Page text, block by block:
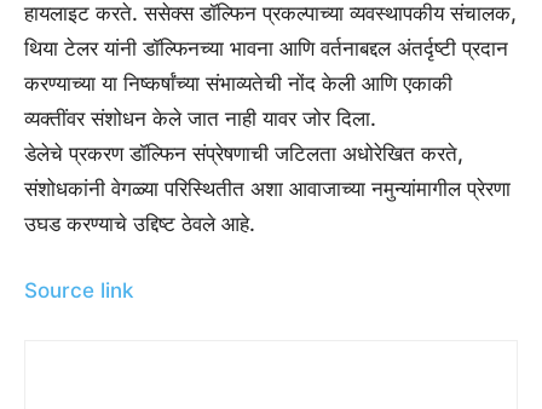
हायलाइट करते. ससेक्स डॉल्फिन प्रकल्पाच्या व्यवस्थापकीय संचालक,
थिया टेलर यांनी डॉल्फिनच्या भावना आणि वर्तनाबद्दल अंतर्दृष्टी प्रदान
करण्याच्या या निष्कर्षांच्या संभाव्यतेची नोंद केली आणि एकाकी
व्यक्तींवर संशोधन केले जात नाही यावर जोर दिला.
डेलेचे प्रकरण डॉल्फिन संप्रेषणाची जटिलता अधोरेखित करते,
संशोधकांनी वेगळ्या परिस्थितीत अशा आवाजाच्या नमुन्यांमागील प्रेरणा
उघड करण्याचे उद्दिष्ट ठेवले आहे.
Source link